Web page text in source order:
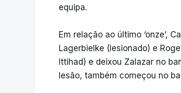
equipa.
Em relação ao último ‘onze’,
Lagerbielke (lesionado) e
Ittihad) e deixou Zalazar no
lesão, também começou no